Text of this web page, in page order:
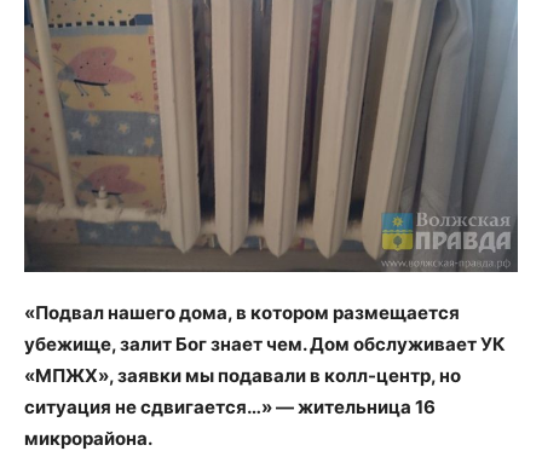
«Подвал нашего дома, в котором размещается
убежище, залит Бог знает чем. Дом обслуживает УК
«МПЖХ», заявки мы подавали в колл-центр, но
ситуация не сдвигается…» — жительница 16
микрорайона.